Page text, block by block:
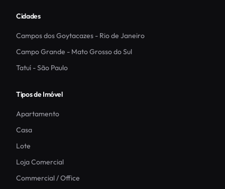
Cidades
Campos dos Goytacazes - Rio de Janeiro
Campo Grande - Mato Grosso do Sul
Tatuí - São Paulo
Tipos de Imóvel
Apartamento
Casa
Lote
Loja Comercial
Commercial / Office